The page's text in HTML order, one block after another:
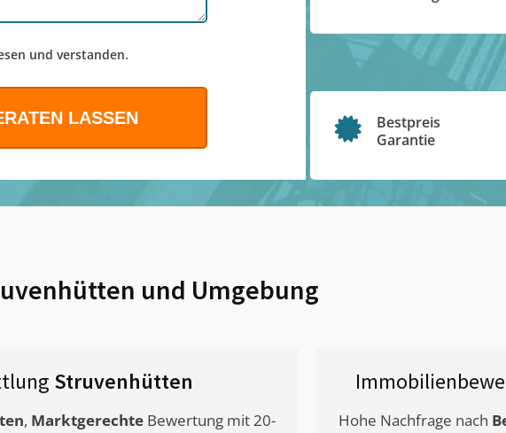
und verstanden.
Bestpreis
Garantie
und Umgebung
Struvenhütten
, Marktgerechte Bewertung mit 20-
Hohe Nachfrage nach